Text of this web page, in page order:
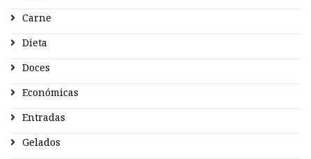
Carne
Dieta
Doces
Económicas
Entradas
Gelados